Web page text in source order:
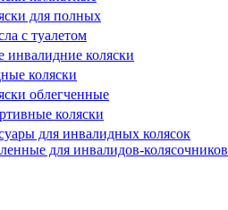
для полных
с туалетом
коляски
коляски
облегченные
коляски
для инвалидных колясок
для инвалидов-колясочников